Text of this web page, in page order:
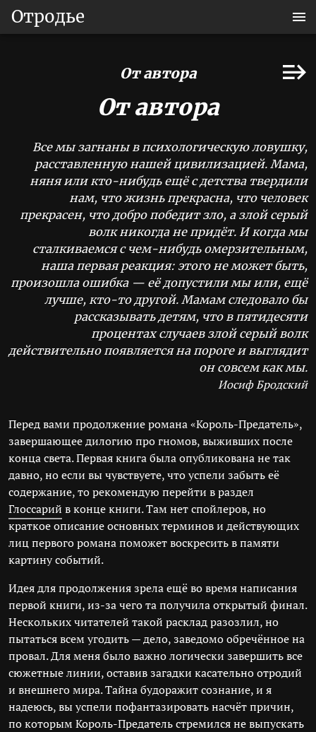
Отродье
От автора
От автора
Все мы загнаны в психологическую ловушку,
расставленную нашей цивилизацией. Мама,
няня или кто-нибудь ещё с детства твердили
нам, что жизнь прекрасна, что человек
прекрасен, что добро победит зло, а злой серый
волк никогда не придёт. И когда мы
сталкиваемся с чем-нибудь омерзительным,
наша первая реакция: этого не может быть,
произошла ошибка — её допустили мы или, ещё
лучше, кто-то другой. Мамам следовало бы
рассказывать детям, что в пятидесяти
процентах случаев злой серый волк
действительно появляется на пороге и выглядит
он совсем как мы.
Иосиф Бродский
Перед вами продолжение романа «Король-Предатель»,
завершающее дилогию про гномов, выживших после
конца света. Первая книга была опубликована не так
давно, но если вы чувствуете, что успели забыть её
содержание, то рекомендую перейти в раздел
Глоссарий в конце книги. Там нет спойлеров, но
краткое описание основных терминов и действующих
лиц первого романа поможет воскресить в памяти
картину событий.
Идея для продолжения зрела ещё во время написания
первой книги, из-за чего та получила открытый финал.
Нескольких читателей такой расклад разозлил, но
пытаться всем угодить — дело, заведомо обречённое на
провал. Для меня было важно логически завершить все
сюжетные линии, оставив загадки касательно отродий
и внешнего мира. Тайна будоражит сознание, и я
надеюсь, вы успели пофантазировать насчёт причин,
по которым Король-Предатель стремился не выпускать